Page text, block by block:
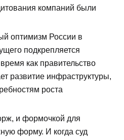
компаний были
оптимизм России в
подкрепляется
как правительство
развитие инфраструктуры,
роста
и формочкой для
форму. И когда суд